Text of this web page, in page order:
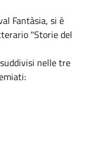
Fantàsia, si è
"Storie del
nelle tre